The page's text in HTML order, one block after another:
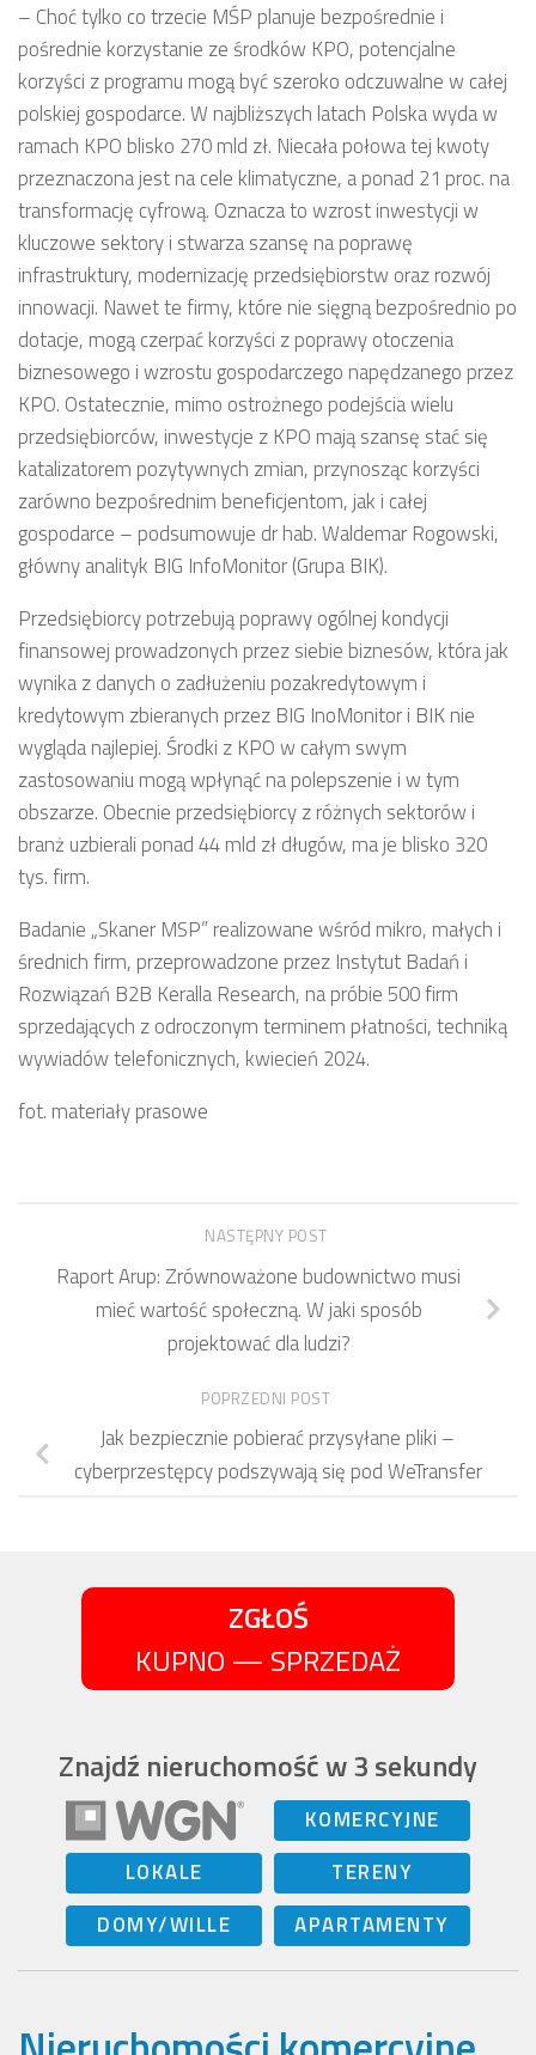
– Choć tylko co trzecie MŚP planuje bezpośrednie i
pośrednie korzystanie ze środków KPO, potencjalne
korzyści z programu mogą być szeroko odczuwalne w całej
polskiej gospodarce. W najbliższych latach Polska wyda w
ramach KPO blisko 270 mld zł. Niecała połowa tej kwoty
przeznaczona jest na cele klimatyczne, a ponad 21 proc. na
transformację cyfrową. Oznacza to wzrost inwestycji w
kluczowe sektory i stwarza szansę na poprawę
infrastruktury, modernizację przedsiębiorstw oraz rozwój
innowacji. Nawet te firmy, które nie sięgną bezpośrednio po
dotacje, mogą czerpać korzyści z poprawy otoczenia
biznesowego i wzrostu gospodarczego napędzanego przez
KPO. Ostatecznie, mimo ostrożnego podejścia wielu
przedsiębiorców, inwestycje z KPO mają szansę stać się
katalizatorem pozytywnych zmian, przynosząc korzyści
zarówno bezpośrednim beneficjentom, jak i całej
gospodarce – podsumowuje dr hab. Waldemar Rogowski,
główny analityk BIG InfoMonitor (Grupa BIK).
Przedsiębiorcy potrzebują poprawy ogólnej kondycji
finansowej prowadzonych przez siebie biznesów, która jak
wynika z danych o zadłużeniu pozakredytowym i
kredytowym zbieranych przez BIG InoMonitor i BIK nie
wygląda najlepiej. Środki z KPO w całym swym
zastosowaniu mogą wpłynąć na polepszenie i w tym
obszarze. Obecnie przedsiębiorcy z różnych sektorów i
branż uzbierali ponad 44 mld zł długów, ma je blisko 320
tys. firm.
Badanie „Skaner MSP” realizowane wśród mikro, małych i
średnich firm, przeprowadzone przez Instytut Badań i
Rozwiązań B2B Keralla Research, na próbie 500 firm
sprzedających z odroczonym terminem płatności, techniką
wywiadów telefonicznych, kwiecień 2024.
fot. materiały prasowe
NASTĘPNY POST
Raport Arup: Zrównoważone budownictwo musi
mieć wartość społeczną. W jaki sposób
projektować dla ludzi?
POPRZEDNI POST
Jak bezpiecznie pobierać przysyłane pliki –
cyberprzestępcy podszywają się pod WeTransfer
ZGŁOŚ
KUPNO — SPRZEDAŻ
Znajdź nieruchomość w 3 sekundy
KOMERCYJNE
LOKALE
TERENY
DOMY/WILLE
APARTAMENTY